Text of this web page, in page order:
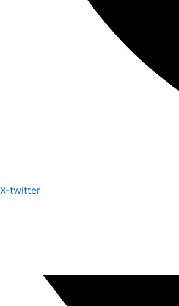
X-twitter